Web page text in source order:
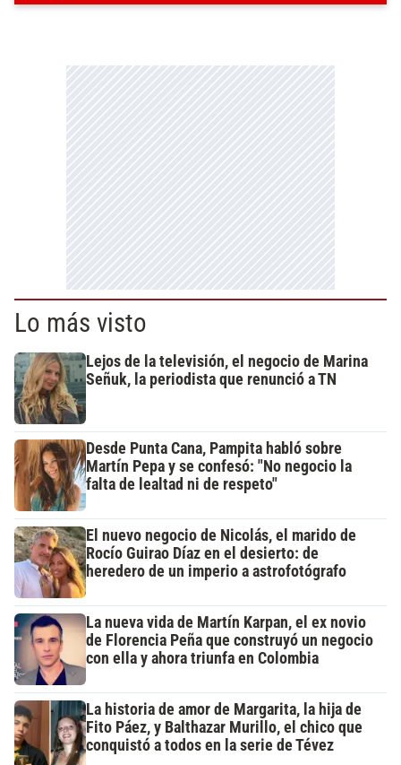
Lo más visto
Lejos de la televisión, el negocio de Marina
Señuk, la periodista que renunció a TN
Desde Punta Cana, Pampita habló sobre
Martín Pepa y se confesó: "No negocio la
falta de lealtad ni de respeto"
El nuevo negocio de Nicolás, el marido de
Rocío Guirao Díaz en el desierto: de
heredero de un imperio a astrofotógrafo
La nueva vida de Martín Karpan, el ex novio
de Florencia Peña que construyó un negocio
con ella y ahora triunfa en Colombia
La historia de amor de Margarita, la hija de
Fito Páez, y Balthazar Murillo, el chico que
conquistó a todos en la serie de Tévez